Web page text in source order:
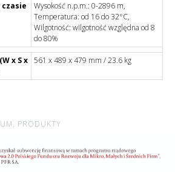
Wysokość n.p.m.: 0-2896 m,
Temperatura: od 16 do 32°C,
Wilgotność: wilgotność względna od 8
do 80%
x S x 561 x 489 x 479 mm / 23.6 kg
PRODUKTY